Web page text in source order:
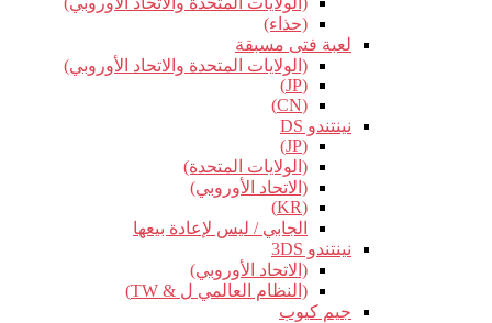
(حذاء)
لعبة فتى مسبقة
(الولايات المتحدة والاتحاد الأوروبي)
(JP)
(CN)
نينتندو DS
(JP)
(الولايات المتحدة)
(الاتحاد الأوروبي)
(KR)
الجابي / ليس لإعادة بيعها
نينتندو 3DS
(الاتحاد الأوروبي)
(النظام العالمي ل & TW)
جيم كيوب